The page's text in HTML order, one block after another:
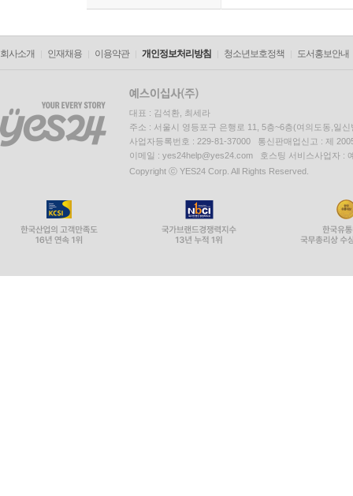
회사소개 인재채용 이용약관 개인정보처리방침 청소년보호정책 도서홍보안내
대표 : 김석환, 최세라
주소 : 서울시 영등포구 은행로 11, 5층~6층(여의도동,일신
사업자등록번호 : 229-81-37000 통신판매업신고 : 제
이메일 : yes24help@yes24.com 호스팅 서비스사업자 :
Copyright ⓒ YES24 Corp. All Rights Reserved.